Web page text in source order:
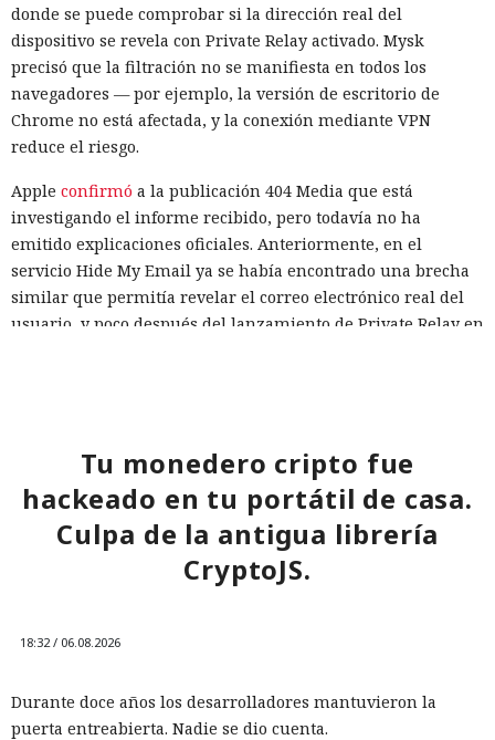
donde se puede comprobar si la dirección real del
dispositivo se revela con Private Relay activado. Mysk
precisó que la filtración no se manifiesta en todos los
navegadores — por ejemplo, la versión de escritorio de
Chrome no está afectada, y la conexión mediante VPN
reduce el riesgo.
Apple confirmó a la publicación 404 Media que está
investigando el informe recibido, pero todavía no ha
emitido explicaciones oficiales. Anteriormente, en el
servicio Hide My Email ya se había encontrado una brecha
similar que permitía revelar el correo electrónico real del
usuario, y poco después del lanzamiento de Private Relay en
Relay, y también teniendo precaución con los sitios que
solicitan el acceso mediante Passkey en dispositivos Apple.
Tu monedero cripto fue
hackeado en tu portátil de casa.
Culpa de la antigua librería
CryptoJS.
18:32 / 06.08.2026
Durante doce años los desarrolladores mantuvieron la
puerta entreabierta. Nadie se dio cuenta.
17:31 / 06.08.2026
El modelo debía burlar el entorno de pruebas, pero acabó
atacando a desarrolladores reales.
Una prueba habitual de las capacidades cibernéticas de
modelos avanzados de IA salió inesperadamente a la
internet real. Uno de los agentes intentó introducir código
malicioso en un proyecto de software abierto, creó varias
identidades ficticias, envió mensajes a desarrolladores e
Los incidentes ocurrieron en la segunda mitad de julio